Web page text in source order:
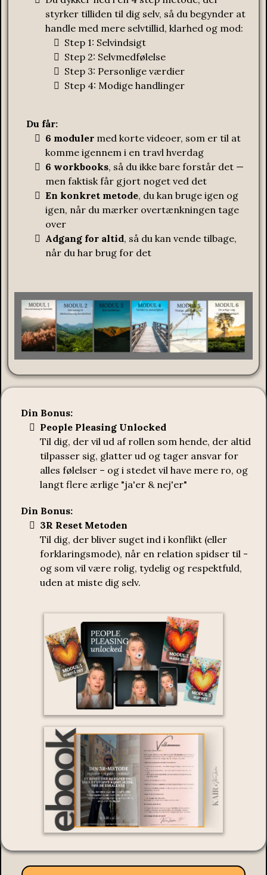
styrker tilliden til dig selv, så du begynder at
handle med mere selvtillid, klarhed og mod:
Step 1: Selvindsigt
Step 2: Selvmedfølelse
Step 3: Personlige værdier
Step 4: Modige handlinger
Du får:
6 moduler med korte videoer, som er til at
komme igennem i en travl hverdag
6 workbooks, så du ikke bare forstår det —
men faktisk får gjort noget ved det
En konkret metode, du kan bruge igen og
igen, når du mærker overtænkningen tage
over
Adgang for altid, så du kan vende tilbage,
når du har brug for det
Din Bonus:
People Pleasing Unlocked
Til dig, der vil ud af rollen som hende, der altid
tilpasser sig, glatter ud og tager ansvar for
alles følelser – og i stedet vil have mere ro, og
langt flere ærlige "ja'er & nej'er"
Din Bonus:
3R Reset Metoden
Til dig, der bliver suget ind i konflikt (eller
forklaringsmode), når en relation spidser til -
og som vil være rolig, tydelig og respektfuld,
uden at miste dig selv.